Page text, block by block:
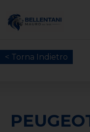
< Torna Indietro